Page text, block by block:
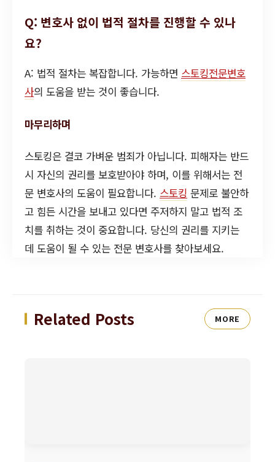
Q: 변호사 없이 법적 절차를 진행할 수 있나
요?
A: 법적 절차는 복잡합니다. 가능하면 스토킹전문변호
사의 도움을 받는 것이 좋습니다.
마무리하며
스토킹은 결코 가벼운 범죄가 아닙니다. 피해자는 반드
시 자신의 권리를 보호받아야 하며, 이를 위해서는 전
문 변호사의 도움이 필요합니다. 스토킹 문제로 불안하
고 힘든 시간을 보내고 있다면 주저하지 말고 법적 조
치를 취하는 것이 중요합니다. 당신의 권리를 지키는
데 도움이 될 수 있는 전문 변호사를 찾아보세요.
Related Posts MORE